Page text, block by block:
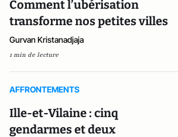
Comment l’ubérisation
transforme nos petites villes
Gurvan Kristanadjaja
1 min de lecture
AFFRONTEMENTS
Ille-et-Vilaine : cinq
gendarmes et deux